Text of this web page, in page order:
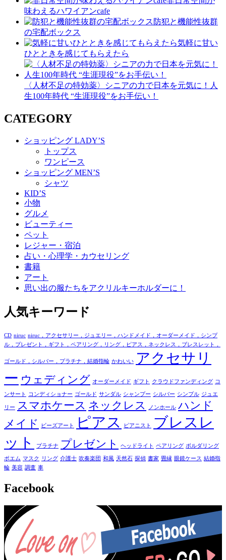
味わえるハワイアンcafe
防犯と機能性抜群
の宅配ボックス
気軽に甘い
ひとときを感じてもらえたら
〈人材不足の特効薬〉シニアの力で日本を元気に！人
生100年時代 “生涯現役”をお手伝い！
CATEGORY
ショッピング LADY’S
トップス
ワンピース
ショッピング MEN’S
シャツ
KID’S
小物
グルメ
ビューティー
ペット
レジャー・宿泊
占い・心理学・カウセリング
書籍
アート
思い出の服たちをアクリルキーホルダーに！
人気キーワード
CD niruc niruc，アクセサリー，ジュエリー，ハンドメイド，オーダーメイド，シンプ
ル，プレゼント，ギフト，ペアリング，リング，ピアス，ネックレス，ブレスレット，
ゴールド，シルバー，プラチナ，結婚指輪 かわいい
アクセサリ
ー ウェディング オーダーメイド ギフト クラウドファンディング コ
ンサート コンディショナー ゴールド サンダル シャンプー シルバー シンプル ジュエ
リー スマホケース ネックレス ノンホール ハンド
メイド
ビーズアート ピアス ピアニスト
ブレスレ
ット
プラチナ プレゼント ヘッドライト ペアリング ボルダリング
ポエム マスク リング 介護士 吹奏楽団 和風 天然石 探偵 書家 畳縁 眼鏡ケース 結婚指
輪 美容 調査 車
Facebook